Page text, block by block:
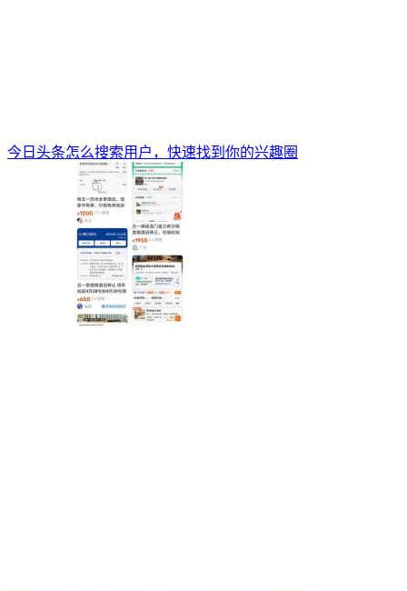
今日头条怎么搜索用户，快速找到你的兴趣圈